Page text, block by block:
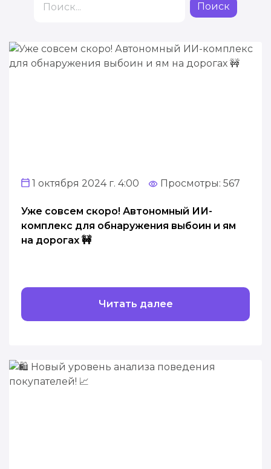
Поиск
1 октября 2024 г. 4:00 Просмотры: 567
Уже совсем скоро! Автономный ИИ-
комплекс для обнаружения выбоин и ям
на дорогах 🚧
Читать далее